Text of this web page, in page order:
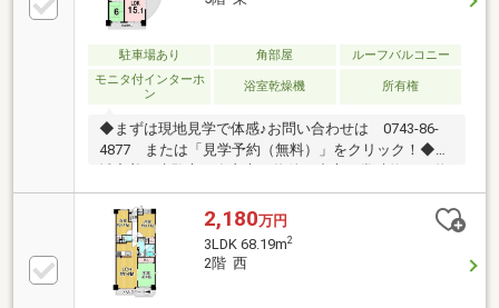
駐車場あり 角部屋
ルーフバルコニー
モニタ付インターホ
ン
浴室乾燥機 所有権
◆まずは現地見学で体感♪お問い合わせは 0743-86-
4877 または「見学予約（無料）」をクリック！◆地
域密着！生駒市・奈良市の物件を中心に常時約2000物
件を取り扱っております◎インターネット未公開物件
も多数！生駒・奈良エリアでお探しの方は当社へお問
合せ下さい♪◆お住替えの方/売却検討の方必見！当社
では1社完結でお住替えをサポート。売却～購入～引
越までスムーズに☆ ◆住宅ローンのご相談もお任せ下
さい！お勤め先や勤続年数、ご年収等により、借り入
2,180万円
3LDK 68.19m2
2階 西